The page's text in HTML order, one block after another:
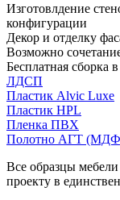
Изготовлдение
конфигурации
Декор и отделку
Возможно
Бесплатная сборка
ЛДСП
Пластик Alvic Luxe
Пластик HPL
Пленка ПВХ
Полотно АГТ
Все образцы
проекту в